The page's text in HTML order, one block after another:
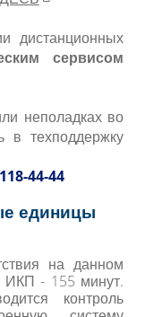
дистанционных
сервисом
неполадках во
в техподдержку
44-44
единицы
на данном
ИКП - 155 минут.
контроль